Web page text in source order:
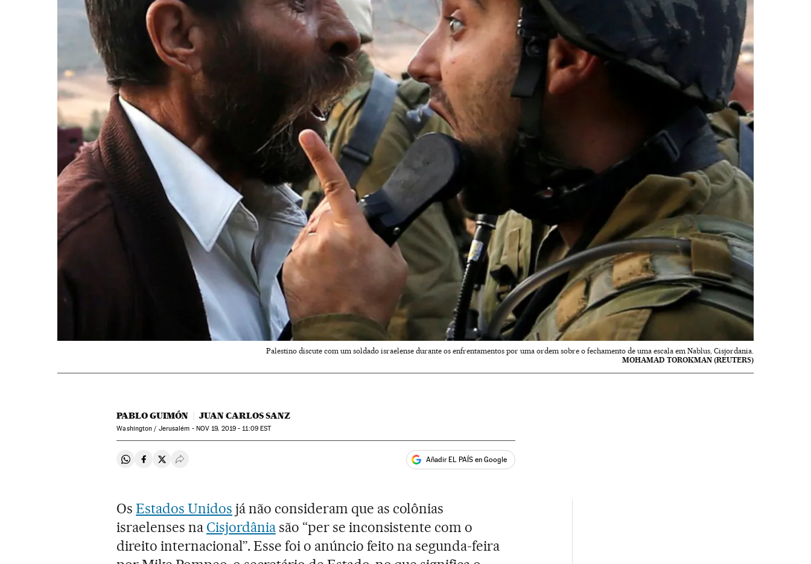
Palestino discute com um soldado israelense durante os enfrentamentos por uma ordem sobre o fechamento de uma escala em Nablus, Cisjordania.
MOHAMAD TOROKMAN (REUTERS)
PABLO GUIMÓN JUAN CARLOS SANZ
Washington / Jerusalém - NOV 19, 2019 - 11:09EST
Compartir en Whatsapp
Compartir en Facebook
Compartir en Twitter
Desplegar Redes Sociales Añadir EL PAÍS en Google
OsEstados Unidos já não consideram que as colônias
israelenses na Cisjordâniasão “per se inconsistente com o
direito internacional”. Esse foi o anúncio feito na segunda-feira